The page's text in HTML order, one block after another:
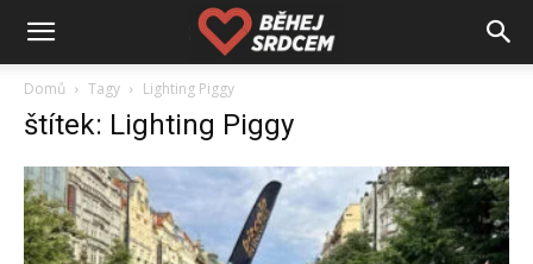
Domů Tagy Lighting Piggy
štítek: Lighting Piggy